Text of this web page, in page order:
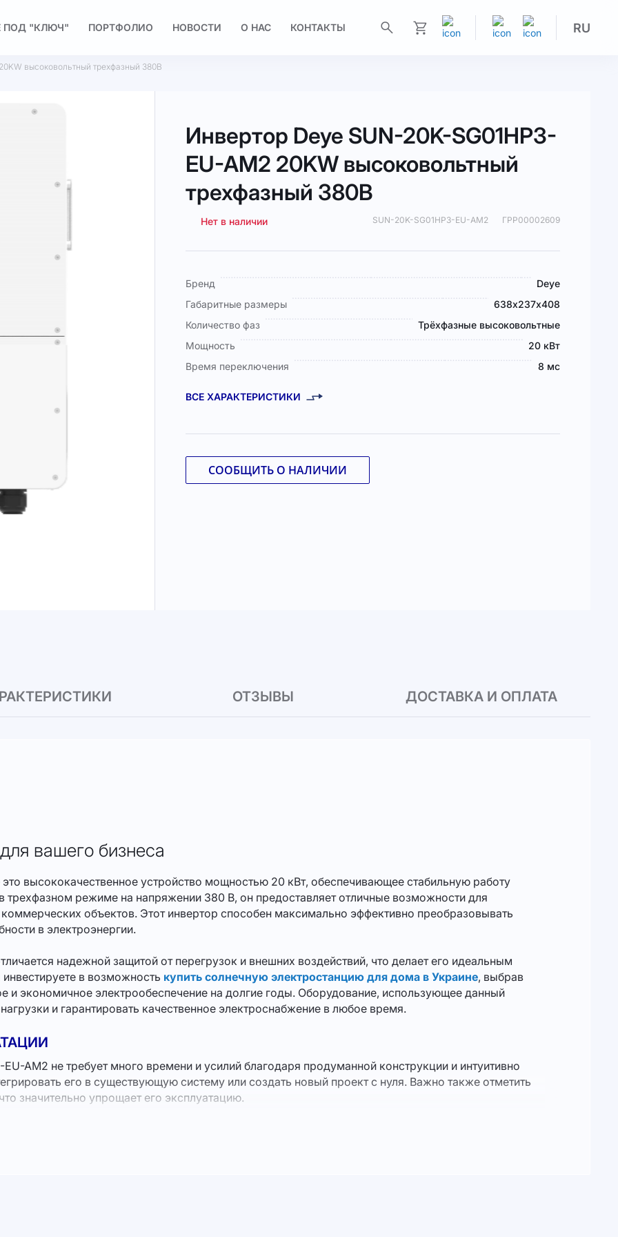
ПОД "КЛЮЧ" ПОРТФОЛИО НОВОСТИ О НАС
КОНТАКТЫ
RU
высоковольтный трехфазный 380В
Инвертор Deye SUN-20K-SG01HP3-
EU-AM2 20KW высоковольтный
трехфазный 380В
Нет в наличии SUN-20K-SG01HP3-EU-AM2 ГРР00002609
Подробная
информация
Бренд
Deye
Габаритные размеры
638х237х408
Количество фаз
Трёхфазные высоковольтные
Мощность
20 кВт
Время переключения
8 мс
ВСЕ ХАРАКТЕРИСТИКИ
СООБЩИТЬ О НАЛИЧИИ
ОТЗЫВЫ ДОСТАВКА И ОПЛАТА
вашего бизнеса
высококачественное устройство мощностью 20 кВт, обеспечивающее стабильную работу
трехфазном режиме на напряжении 380 В, он предоставляет отличные возможности для
объектов. Этот инвертор способен максимально эффективно преобразовывать
в электроэнергии.
надежной защитой от перегрузок и внешних воздействий, что делает его идеальным
в возможность купить солнечную электростанцию для дома в Украине, выбрав
и экономичное электрообеспечение на долгие годы. Оборудование, использующее данный
и гарантировать качественное электроснабжение в любое время.
AM2 не требует много времени и усилий благодаря продуманной конструкции и интуитивно
его в существующую систему или создать новый проект с нуля. Важно также отметить
значительно упрощает его эксплуатацию.
предложить ряд решений для разных мощностей. Например, воспользуйтесь